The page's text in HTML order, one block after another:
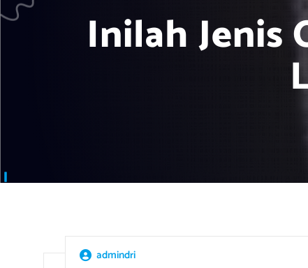
n
Inilah Jenis
admindri